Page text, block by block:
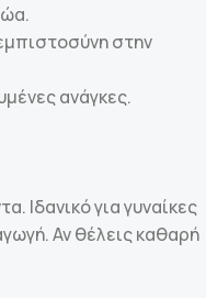
στην
ανάγκες.
Ιδανικό για γυναίκες
Αν θέλεις καθαρή